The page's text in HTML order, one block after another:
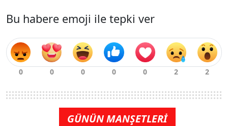
Bu habere emoji ile tepki ver
GÜNÜN MANŞETLERİ